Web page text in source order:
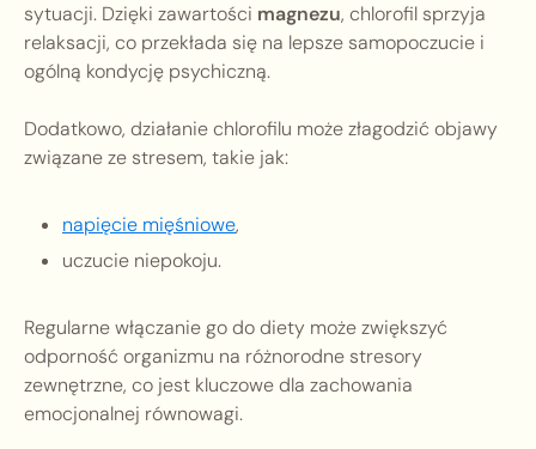
sytuacji. Dzięki zawartości magnezu, chlorofil sprzyja
relaksacji, co przekłada się na lepsze samopoczucie i
ogólną kondycję psychiczną.
Dodatkowo, działanie chlorofilu może złagodzić objawy
związane ze stresem, takie jak:
napięcie mięśniowe,
uczucie niepokoju.
Regularne włączanie go do diety może zwiększyć
odporność organizmu na różnorodne stresory
zewnętrzne, co jest kluczowe dla zachowania
emocjonalnej równowagi.